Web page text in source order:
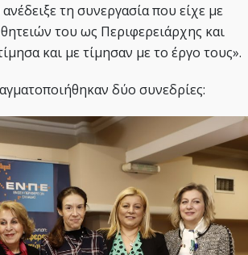
τη συνεργασία που είχε με
του ως Περιφερειάρχης και
και με τίμησαν με το έργο τους».
δύο συνεδρίες: